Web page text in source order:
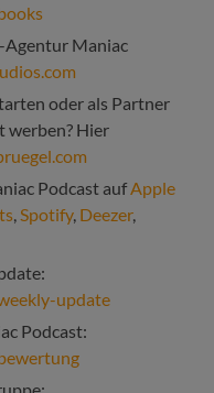
Agentur Maniac
oder als Partner
werben? Hier
Podcast auf Apple
Spotify, Deezer,
update
Podcast: